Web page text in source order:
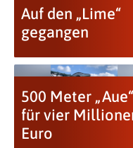
Auf den „Lime“
gegangen
500 Meter „Aue“
für vier
Euro